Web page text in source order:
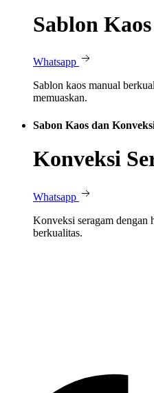
Sablon Kaos
Whatsapp
Sablon kaos manual
memuaskan.
Sabon Kaos dan
Konveksi
Whatsapp
Konveksi seragam dengan
berkualitas.